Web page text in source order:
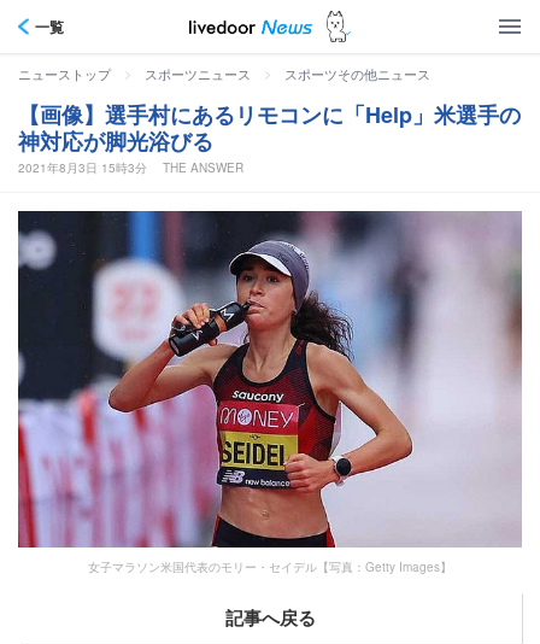
一覧
ニューストップ > スポーツニュース > スポーツその他ニュース
【画像】選手村にあるリモコンに「Help」米選手の
神対応が脚光浴びる
2021年8月3日 15時3分 THE ANSWER
女子マラソン米国代表のモリー・セイデル【写真：Getty Images】
記事へ戻る